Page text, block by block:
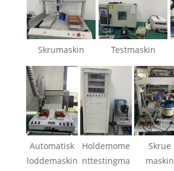
Skrumaskin Testmaskin
Automatisk
loddemaskin
Holdemome
nttestingma
Skrue
maskin